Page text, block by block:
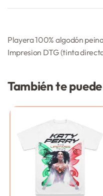
Playera 100% algodón
Impresion DTG (tinta
También te